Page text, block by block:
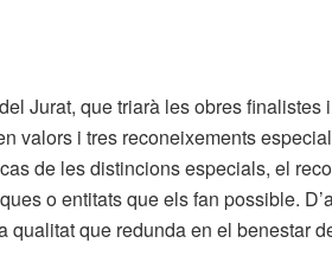
Jurat, que triarà les obres
valors i tres reconeixements
de les distincions especials, el
o entitats que els fan possible.
que redunda en el benestar